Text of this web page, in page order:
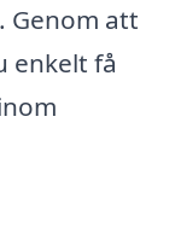
Genom att
enkelt få